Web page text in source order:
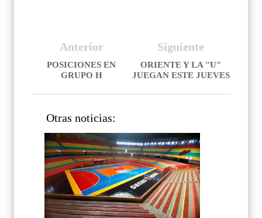
Siguiente
ORIENTE Y LA "U"
JUEGAN ESTE JUEVES
Anterior
POSICIONES EN
GRUPO H
Otras noticias: